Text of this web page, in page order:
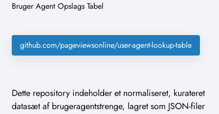
Bruger Agent Opslags Tabel
github.com/pageviewsonline/user-agent-lookup-table
Dette repository indeholder et normaliseret, kurateret
datasæt af brugeragentstrenge, lagret som JSON-filer